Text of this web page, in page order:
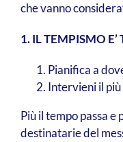
che vanno
1. IL TEMPISMO E’
Pianifica a
Intervieni il
Più il tempo passa
destinatarie del